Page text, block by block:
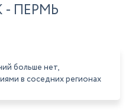
ПЕРМЬ
больше нет,
в соседних регионах